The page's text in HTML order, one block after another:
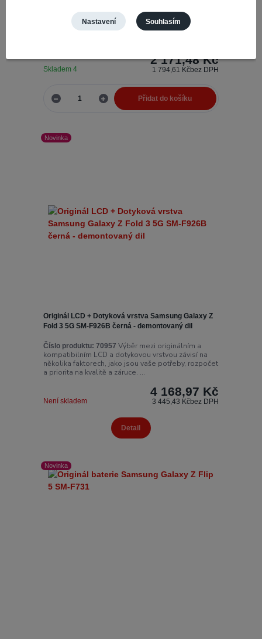
Číslo produktu: 70710Výběr mezi originálním a
kompatibilním LCD a dotykovou vrstvou závisí na
několika faktorech, jako jsou vaše potřeby, rozpočet
2 171,48 Kč
1 794,61 Kčbez DPH
Skladem 4
Přidat do košíku
Novinka
Originál LCD + Dotyková vrstva Samsung Galaxy Z
Fold 3 5G SM-F926B černá - demontovaný dil
Číslo produktu: 70957 Výběr mezi originálním a
kompatibilním LCD a dotykovou vrstvou závisí na
několika faktorech, jako jsou vaše potřeby, rozpočet
a priorita na kvalitě a záruce. ...
4 168,97 Kč
3 445,43 Kčbez DPH
Není skladem
Detail
Novinka
Nastavení Souhlasím